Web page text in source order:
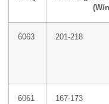
(W/
6063 201-218
6061 167-173